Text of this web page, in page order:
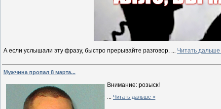
А если услышали эту фразу, быстро прерывайте разговор. ... Читать дальше
Мужчина пропал 8 марта...
Внимание: розыск!
Читать дальше »